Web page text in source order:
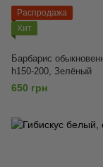
Распродажа
Хит
Барбарис
h150-200, Зелёный
650 грн